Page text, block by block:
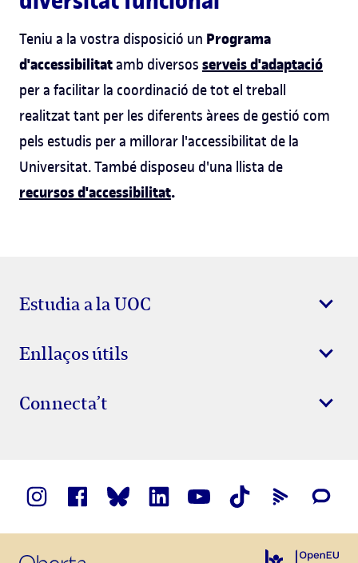
Teniu a la vostra disposició un Programa
d'accessibilitatamb diversos serveis d'adaptació
per a facilitar la coordinació de tot el treball
realitzat tant per les diferents àrees de gestió com
pels estudis per a millorar l'accessibilitat de la
Universitat. També disposeu d'una llista de
recursos d'accessibilitat.
Estudia a la UOC
Enllaços útils
Connecta’t